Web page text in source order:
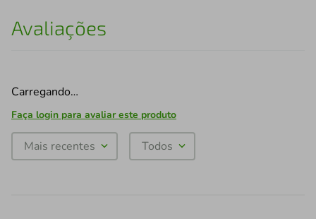
Avaliações
Carregando…
Faça login para avaliar este produto
Mais recentes Todos